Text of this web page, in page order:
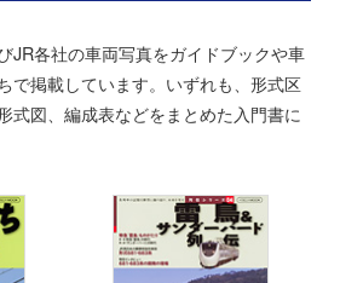
JR各社の車両写真をガイドブックや車
で掲載しています。いずれも、形式区
式図、編成表などをまとめた入門書に